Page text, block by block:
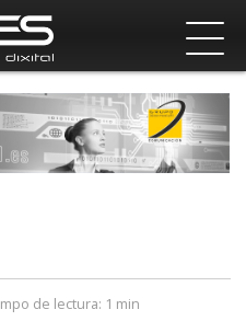
de lectura: 1 min